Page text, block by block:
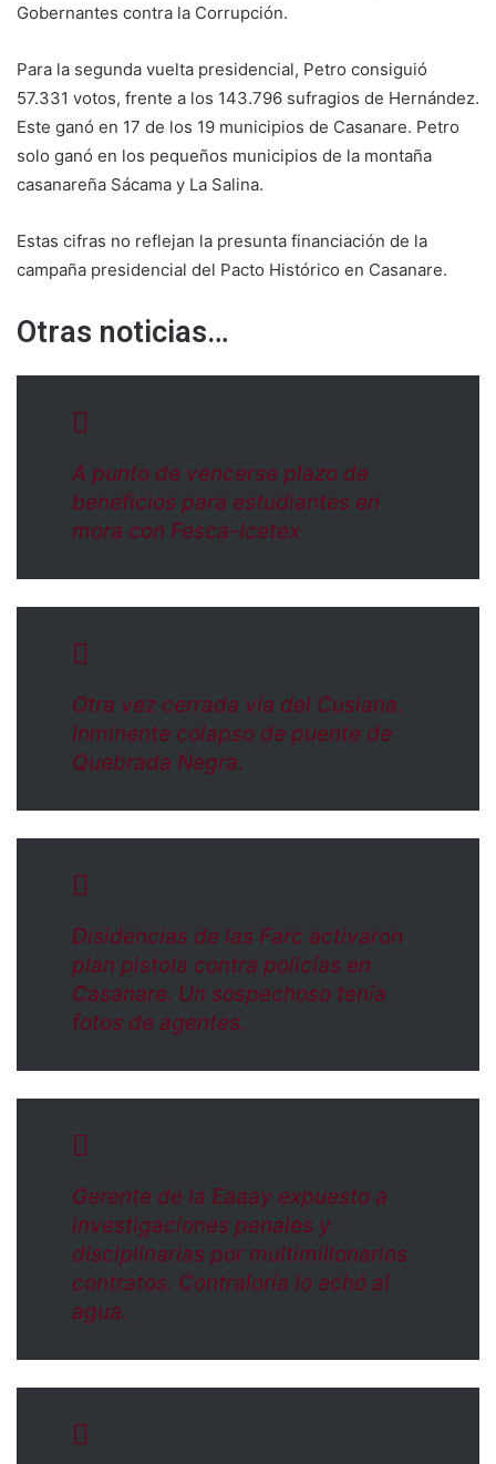
Gobernantes contra la Corrupción.
Para la segunda vuelta presidencial, Petro consiguió
57.331 votos, frente a los 143.796 sufragios de Hernández.
Este ganó en 17 de los 19 municipios de Casanare. Petro
solo ganó en los pequeños municipios de la montaña
casanareña Sácama y La Salina.
Estas cifras no reflejan la presunta financiación de la
campaña presidencial del Pacto Histórico en Casanare.
Otras noticias…
A punto de vencerse plazo de
beneficios para estudiantes en
mora con Fesca-Icetex
Otra vez cerrada vía del Cusiana.
Inminente colapso de puente de
Quebrada Negra.
Disidencias de las Farc activaron
plan pistola contra policías en
Casanare. Un sospechoso tenía
fotos de agentes.
Gerente de la Eaaay expuesto a
investigaciones penales y
disciplinarias por multimillonarios
contratos. Contraloría lo echó al
agua.